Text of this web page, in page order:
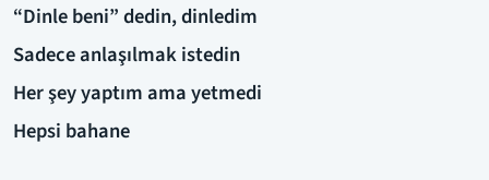
“Dinle beni” dedin, dinledim
Sadece anlaşılmak istedin
Her şey yaptım ama yetmedi
Hepsi bahane